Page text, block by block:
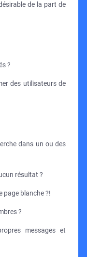
de la part de
?
des utilisateurs de
dans un ou des
résultat ?
page blanche ?!
?
messages et